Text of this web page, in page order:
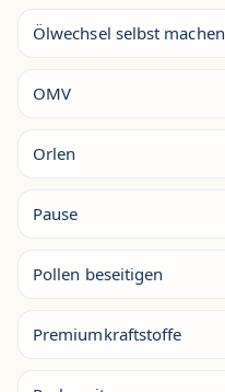
Ölwechsel selbst machen
OMV
Orlen
Pause
Pollen beseitigen
Premiumkraftstoffe